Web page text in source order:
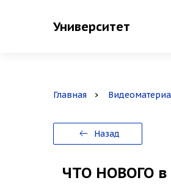
Университет
Главная
Назад
ЧТО НОВОГО в